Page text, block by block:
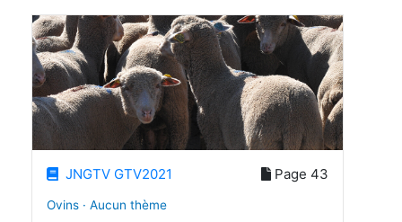
JNGTV GTV2021 Page 43
Ovins · Aucun thème